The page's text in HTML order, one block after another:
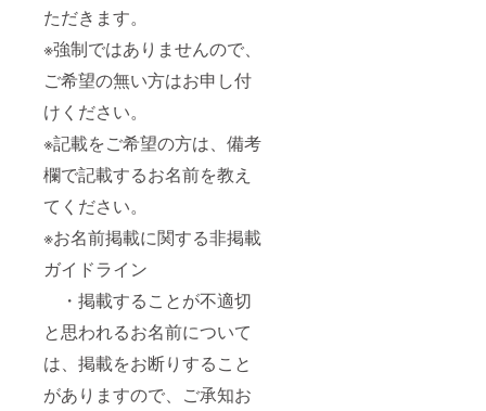
ただきます。
※強制ではありませんので、
ご希望の無い方はお申し付
けください。
※記載をご希望の方は、備考
欄で記載するお名前を教え
てください。
※お名前掲載に関する非掲載
ガイドライン
・掲載することが不適切
と思われるお名前について
は、掲載をお断りすること
がありますので、ご承知お